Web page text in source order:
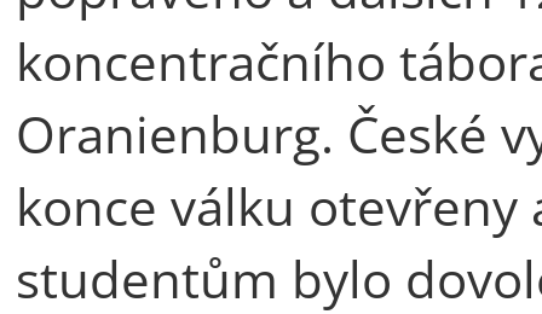
koncentračního
Oranienburg. České
konce válku
studentům bylo